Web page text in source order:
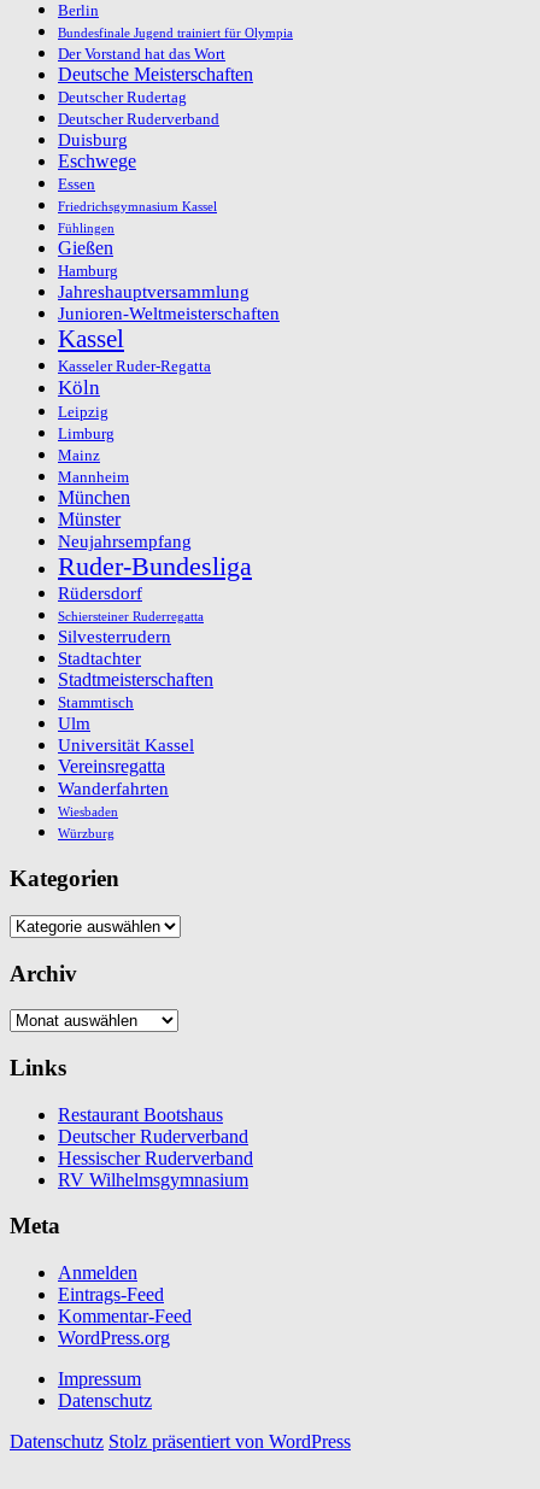
Berlin
Bundesfinale Jugend trainiert für Olympia
Der Vorstand hat das Wort
Deutsche Meisterschaften
Deutscher Rudertag
Deutscher Ruderverband
Duisburg
Eschwege
Essen
Friedrichsgymnasium Kassel
Fühlingen
Gießen
Hamburg
Jahreshauptversammlung
Junioren-Weltmeisterschaften
Kassel
Kasseler Ruder-Regatta
Köln
Leipzig
Limburg
Mainz
Mannheim
München
Münster
Neujahrsempfang
Ruder-Bundesliga
Rüdersdorf
Schiersteiner Ruderregatta
Silvesterrudern
Stadtachter
Stadtmeisterschaften
Stammtisch
Ulm
Universität Kassel
Vereinsregatta
Wanderfahrten
Wiesbaden
Würzburg
Kategorien
Kategorien
Archiv
Archiv
Links
Restaurant Bootshaus
Deutscher Ruderverband
Hessischer Ruderverband
RV Wilhelmsgymnasium
Meta
Anmelden
Eintrags-Feed
Kommentar-Feed
WordPress.org
Impressum
Datenschutz
Datenschutz Stolz präsentiert von WordPress